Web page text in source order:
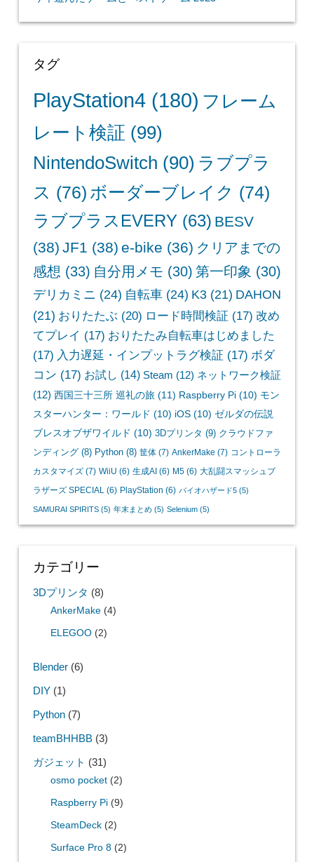
タグ
PlayStation4(180) フレーム
レート検証 (99)
NintendoSwitch (90) ラブプラ
ス (76) ボーダーブレイク (74)
ラブプラスEVERY(63) BESV
(38) JF1 (38) e-bike (36) クリアまでの
感想 (33) 自分用メモ (30) 第一印象 (30)
デリカミニ (24) 自転車(24) K3(21) DAHON
(21) おりたたぶ (20) ロード時間検証 (17) 改め
てプレイ (17) おりたたみ自転車はじめました
(17) 入力遅延・インプットラグ検証 (17) ボダ
コン (17) お試し (14) Steam (12) ネットワーク検証
(12) 西国三十三所 巡礼の旅(11) Raspberry Pi(10) モン
スターハンター：ワールド (10) iOS(10) ゼルダの伝説
ブレスオブザワイルド (10) 3Dプリンタ (9) クラウドファ
ンディング(8) Python(8) 筐体(7) AnkerMake (7) コントローラ
カスタマイズ(7) WiiU (6) 生成AI (6) M5(6) 大乱闘スマッシュブ
ラザーズ SPECIAL (6) PlayStation (6) バイオハザード5(5)
SAMURAI SPIRITS(5) 年末まとめ(5) Selenium(5)
カテゴリー
3Dプリンタ (8)
AnkerMake(4)
ELEGOO(2)
Blender(6)
DIY(1)
Python(7)
teamBHHBB(3)
ガジェット (31)
osmo pocket(2)
Raspberry Pi(9)
SteamDeck(2)
Surface Pro 8(2)